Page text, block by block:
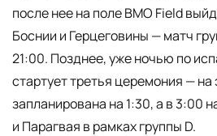
после нее на поле BMO Field
Боснии и Герцеговины — матч
21:00. Позднее, уже ночью по
стартует третья церемония —
запланирована на 1:30, а в 3:00
и Парагвая в рамках группы D.